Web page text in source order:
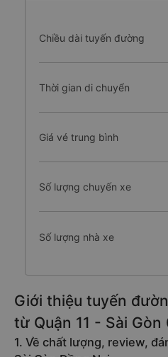
Chiều dài tuyến đường
Thời gian di chuyển
Giá vé trung bình
Số lượng chuyến xe
Số lượng nhà xe
Giới thiệu tuyến
từ Quận 11 - Sài
1. Về chất lượng, review,